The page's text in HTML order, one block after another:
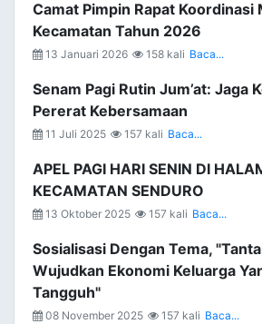
Camat Pimpin Rapat Koordinasi
Kecamatan Tahun 2026
13 Januari 2026 158 kali Baca...
Senam Pagi Rutin Jum’at: Jaga
Pererat Kebersamaan
11 Juli 2025 157 kali Baca...
APEL PAGI HARI SENIN DI
KECAMATAN SENDURO
13 Oktober 2025 157 kali Baca...
Sosialisasi Dengan Tema,
Wujudkan Ekonomi Keluarga
Tangguh"
08 November 2025 157 kali Baca...